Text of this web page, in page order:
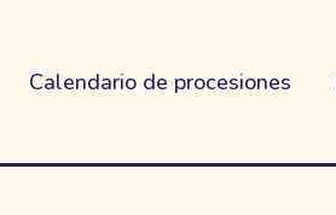
Calendario de procesiones